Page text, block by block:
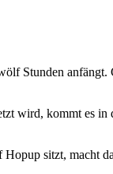
Stunden anfängt.
wird, kommt es
sitzt, macht